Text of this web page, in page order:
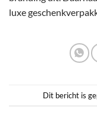
luxe
Dit bericht is